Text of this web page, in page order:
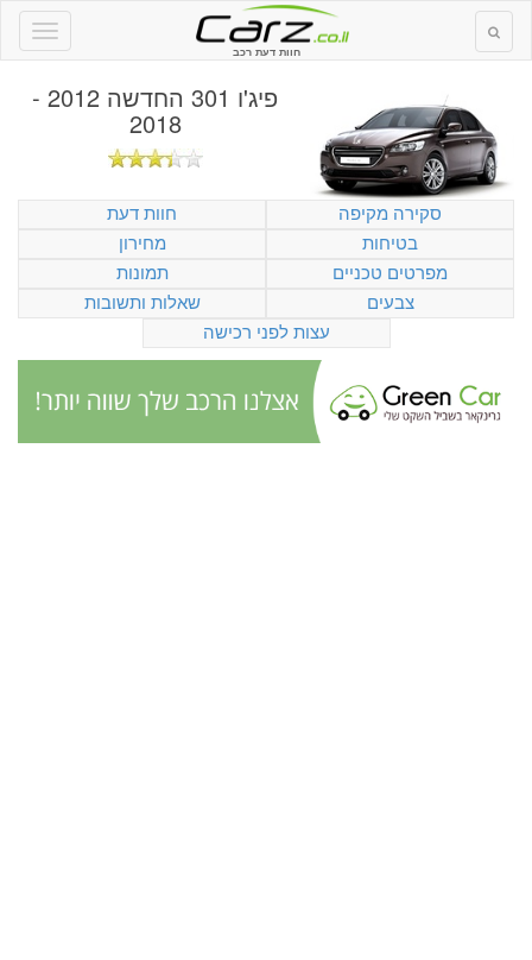
חוות דעת רכב
פיג'ו 301 החדשה 2012 -
2018
סקירה מקיפה
חוות דעת
בטיחות
מחירון
מפרטים טכניים
תמונות
צבעים
שאלות ותשובות
עצות לפני רכישה